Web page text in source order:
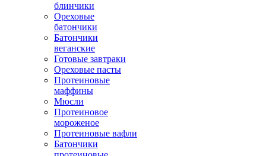
блинчики
Ореховые
батончики
Батончики
веганские
Готовые завтраки
Ореховые пасты
Протеиновые
маффины
Мюсли
Протеиновое
мороженое
Протеиновые вафли
Батончики